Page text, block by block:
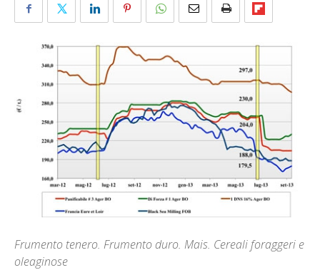
Frumento tenero. Frumento duro. Mais. Cereali foraggeri e
oleaginose